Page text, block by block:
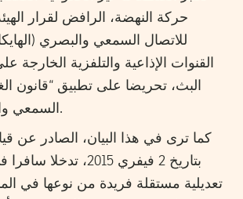
حركة النهضة، الرافض لقرار
للاتصال السمعي والبصري
القنوات الإذاعية والتلفزية الخارجة
البث، تحريضا على تطبيق “قانون
السمعي والبصري التونسي.
كما ترى في هذا البيان، الصادر عن
بتاريخ 2 فيفري 2015،
تعديلية مستقلة فريدة من نوعها في